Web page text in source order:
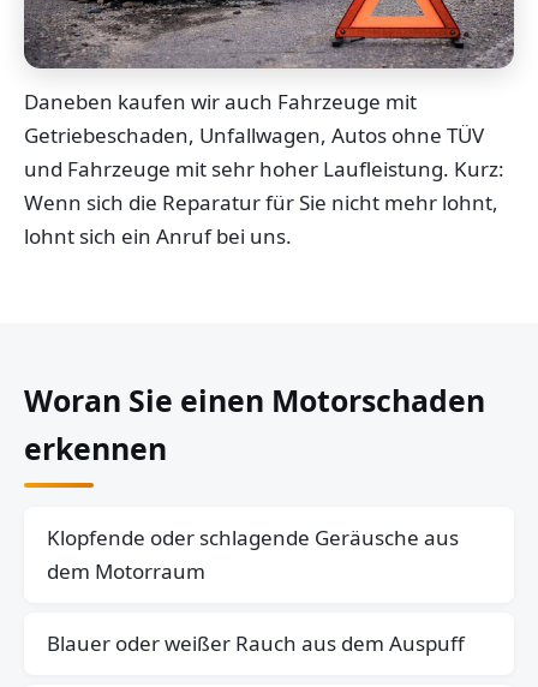
Daneben kaufen wir auch Fahrzeuge mit
Getriebeschaden, Unfallwagen, Autos ohne TÜV
und Fahrzeuge mit sehr hoher Laufleistung. Kurz:
Wenn sich die Reparatur für Sie nicht mehr lohnt,
lohnt sich ein Anruf bei uns.
Woran Sie einen Motorschaden
erkennen
Klopfende oder schlagende Geräusche aus
dem Motorraum
Blauer oder weißer Rauch aus dem Auspuff